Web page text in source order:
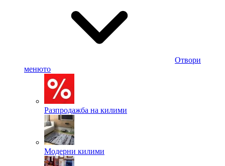
Отвори
менюто
Разпродажба на килими
Модерни килими